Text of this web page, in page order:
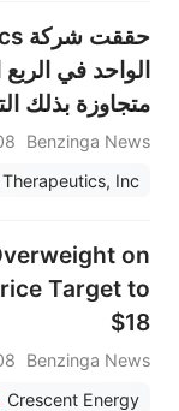
أمريكيًا.
Benzinga News
on
Target to
$18
Benzinga News
Crescent Energy